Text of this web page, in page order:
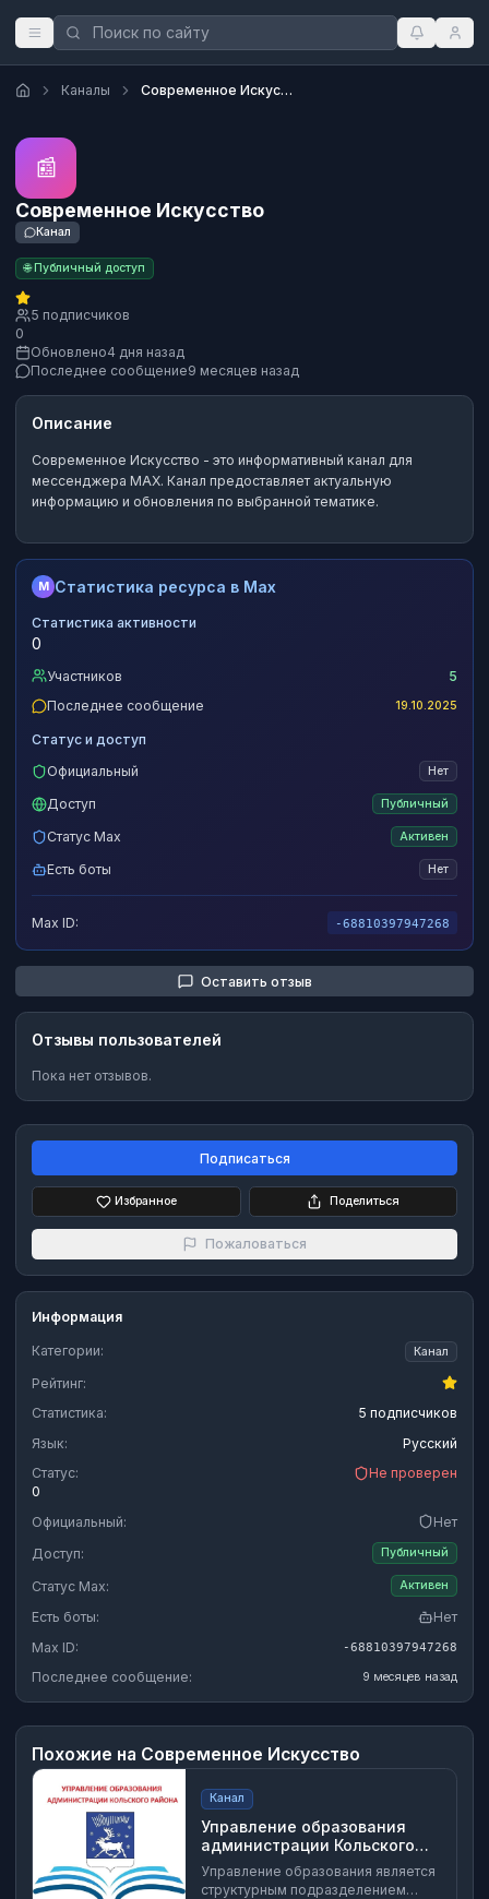
Каналы Современное Искусство
📰
Современное Искусство
Канал
🌐 Публичный доступ
5 подписчиков
0
Обновлено4 дня назад
Последнее сообщение9 месяцев назад
Описание
Современное Искусство - это информативный канал для
мессенджера MAX. Канал предоставляет актуальную
информацию и обновления по выбранной тематике.
M Статистика ресурса в Max
Статистика активности
0
Участников
5
Последнее сообщение
19.10.2025
Статус и доступ
Официальный
Нет
Доступ Публичный
Статус Max Активен
Есть боты Нет
Max ID: -68810397947268
Оставить отзыв
Отзывы пользователей
Пока нет отзывов.
Подписаться
Избранное Поделиться
Пожаловаться
Информация
Категории: Канал
Рейтинг:
Статистика:
5 подписчиков
Язык:
Русский
Статус:
Не проверен
0
Официальный:
Нет
Доступ:
Публичный
Статус Max: Активен
Есть боты:
Нет
Max ID:
-68810397947268
Последнее сообщение: 9 месяцев назад
Похожие на Современное Искусство
Канал
Управление образования
администрации Кольского
муниципального округа
Мурманской области
Управление образования является
структурным подразделением